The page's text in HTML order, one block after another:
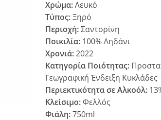
Χρώμα:Λευκό
Τύπος:Ξηρό
Περιοχή:Σαντορίνη
Ποικιλία: 100% Αηδάνι
Χρονιά:2022
Κατηγορία Ποιότητας:
Γεωγραφική Ένδειξη Κυκλάδες
Περιεκτικότητα σε Αλκοόλ:
Κλείσιμο:Φελλός
Φιάλη:750ml